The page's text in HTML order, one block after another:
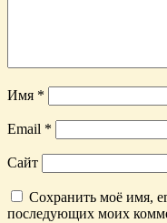
Имя *
Email *
Сайт
Сохранить моё имя,
последующих моих